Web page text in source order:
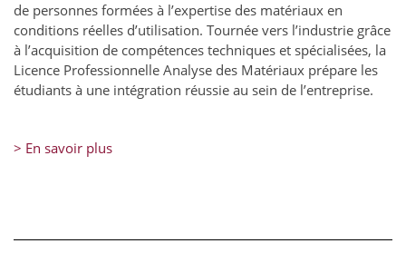
de personnes formées à l’expertise des matériaux en
conditions réelles d’utilisation. Tournée vers l’industrie grâce
à l’acquisition de compétences techniques et spécialisées, la
Licence Professionnelle Analyse des Matériaux prépare les
étudiants à une intégration réussie au sein de l’entreprise.
> En savoir plus